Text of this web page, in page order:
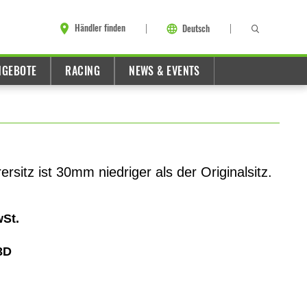
Händler finden Deutsch
RACING NEWS & EVENTS
ist 30mm niedriger als der Originalsitz.